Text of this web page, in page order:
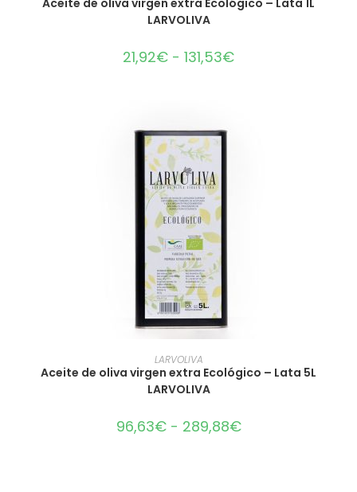
Aceite de oliva virgen extra Ecológico – Lata 1L
LARVOLIVA
21,92€ - 131,53€
SELECCIONAR OPCIONES
LARVOLIVA
Aceite de oliva virgen extra Ecológico – Lata 5L
LARVOLIVA
96,63€ - 289,88€